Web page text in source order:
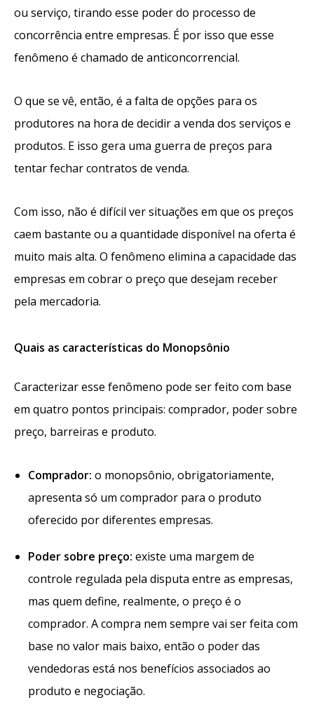
ou serviço, tirando esse poder do processo de
concorrência entre empresas. É por isso que esse
fenômeno é chamado de anticoncorrencial.
O que se vê, então, é a falta de opções para os
produtores na hora de decidir a venda dos serviços e
produtos. E isso gera uma guerra de preços para
tentar fechar contratos de venda.
Com isso, não é difícil ver situações em que os preços
caem bastante ou a quantidade disponível na oferta é
muito mais alta. O fenômeno elimina a capacidade das
empresas em cobrar o preço que desejam receber
pela mercadoria.
Quais as características do Monopsônio
Caracterizar esse fenômeno pode ser feito com base
em quatro pontos principais: comprador, poder sobre
preço, barreiras e produto.
Comprador: o monopsônio, obrigatoriamente,
apresenta só um comprador para o produto
oferecido por diferentes empresas.
Poder sobre preço: existe uma margem de
controle regulada pela disputa entre as empresas,
mas quem define, realmente, o preço é o
comprador. A compra nem sempre vai ser feita com
base no valor mais baixo, então o poder das
vendedoras está nos benefícios associados ao
produto e negociação.